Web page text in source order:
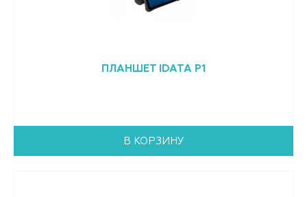
ПЛАНШЕТ IDATA P1
В КОРЗИНУ